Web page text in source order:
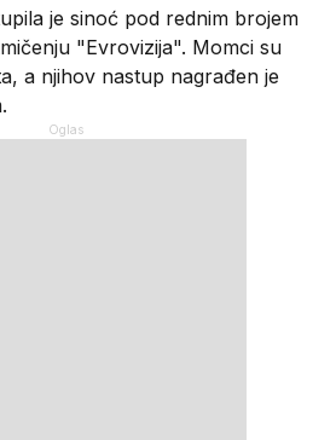
je sinoć pod rednim brojem
"Evrovizija". Momci su
a njihov nastup nagrađen je